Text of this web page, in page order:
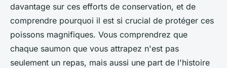
davantage sur ces efforts de conservation, et de
comprendre pourquoi il est si crucial de protéger ces
poissons magnifiques. Vous comprendrez que
chaque saumon que vous attrapez n'est pas
seulement un repas, mais aussi une part de l'histoire